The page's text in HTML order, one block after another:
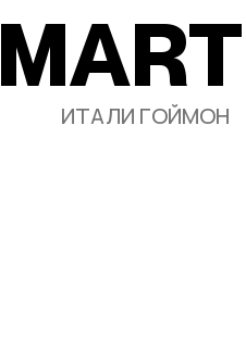
MART
ИТАЛИ ГОЙМОН